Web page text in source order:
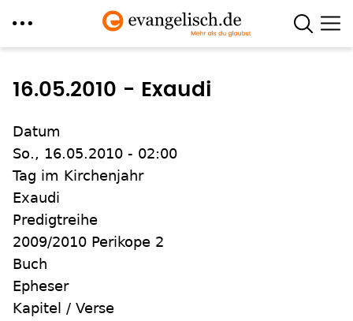
zum
16.05.2010 - Exaudi
Datum
So., 16.05.2010 - 02:00
Tag im Kirchenjahr
Exaudi
Predigtreihe
2009/2010 Perikope 2
Buch
Epheser
Kapitel / Verse